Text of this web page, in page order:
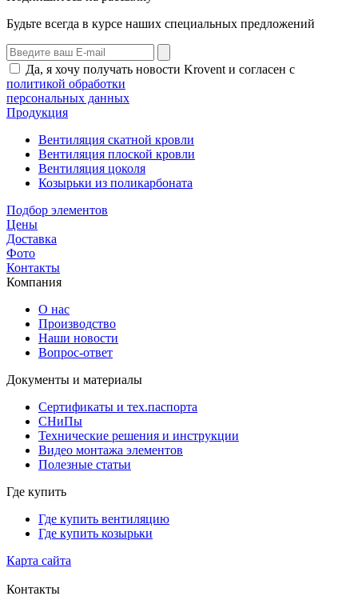
Будьте всегда в курсе наших специальных предложений
Да, я хочу получать новости Krovent и согласен с
политикой обработки
персональных данных
Продукция
Вентиляция скатной кровли
Вентиляция плоской кровли
Вентиляция цоколя
Козырьки из поликарбоната
Подбор элементов
Цены
Доставка
Фото
Контакты
Компания
О нас
Производство
Наши новости
Вопрос-ответ
Документы и материалы
Сертификаты и тех.паспорта
СНиПы
Технические решения и инструкции
Видео монтажа элементов
Полезные статьи
Где купить
Где купить вентиляцию
Где купить козырьки
Карта сайта
Контакты